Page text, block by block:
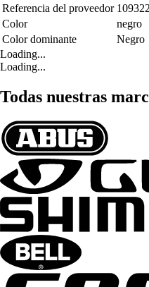
Referencia del proveedor
Color
negro
Color dominante
Negro
Loading...
Loading...
Todas nuestras